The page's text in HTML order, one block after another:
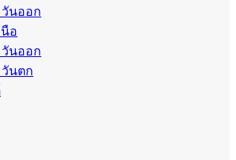
นออก
นือ
นออก
นตก